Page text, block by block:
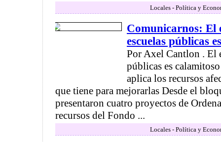
Locales - Política y
Comunicarnos: El
escuelas públicas
Por Axel Cantlon . El
públicas es
aplica los recursos
que tiene para mejorarlas Desde el
presentaron cuatro proyectos de
recursos del Fondo ...
Locales - Política y